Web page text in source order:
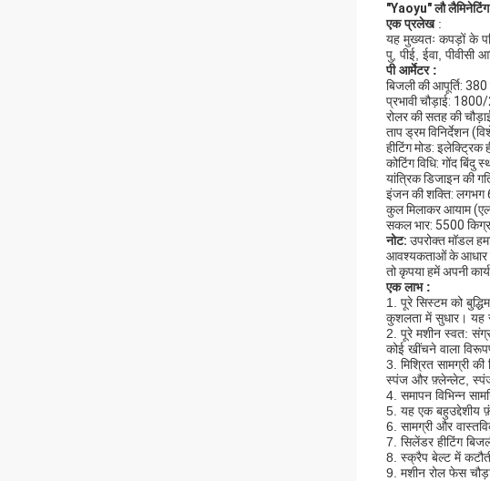
"Yaoyu"लौलैमिनेटिंग
एक प्रलेख:
यह मुख्यतः कपड़ों के
पु, पीई, ईवा,
पी आर्मेटर :
बिजली की आपूर्ति:
प्रभावी चौड़ाई:
रोलर की सतह की
ताप ड्रम विनिर्देशन
हीटिंग मोड: इलेक्ट्रिक
कोटिंग विधि: गोंद बिंदु
यांत्रिक डिजाइन की
इंजन की शक्ति: लगभग
कुल मिलाकर आयाम
सकल भार: 5500
नोट: उपरोक्त मॉडल
आवश्यकताओं के आधार
तो कृपया हमें अपनी
एक लाभ :
1. पूरे सिस्टम को
कुशलता में सुधार। यह
2. पूरे मशीन स्वत:
कोई खींचने वाला
3. मिश्रित सामग्री
स्पंज और फ़्लेन्लेट,
4. समापन विभिन्न
5. यह एक बहुउद्देशीय
6. सामग्री और
7. सिलेंडर हीटिंग
8. स्क्रैप बेल्ट में
9. मशीन रोल फेस